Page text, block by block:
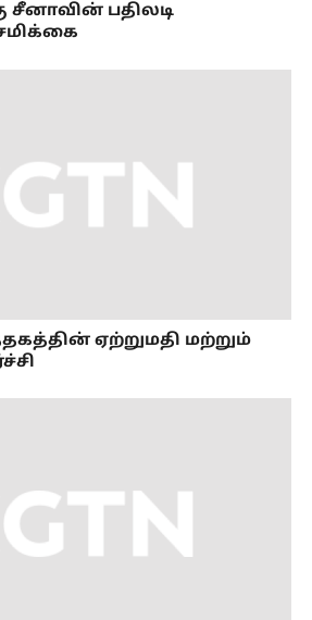
சீனாவின் பதிலடி
ஏற்றுமதி மற்றும்